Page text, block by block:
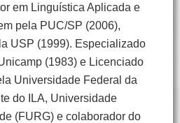
em Linguística Aplicada e
pela PUC/SP (2006),
USP (1999). Especializado
(1983) e Licenciado
Universidade Federal da
do ILA, Universidade
(FURG) e colaborador do